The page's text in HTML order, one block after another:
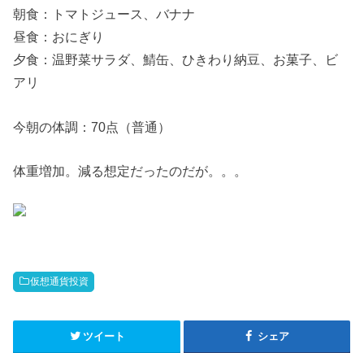
朝食：トマトジュース、バナナ
昼食：おにぎり
夕食：温野菜サラダ、鯖缶、ひきわり納豆、お菓子、ビ
アリ
今朝の体調：70点（普通）
体重増加。減る想定だったのだが。。。
仮想通貨投資
ツイート シェア